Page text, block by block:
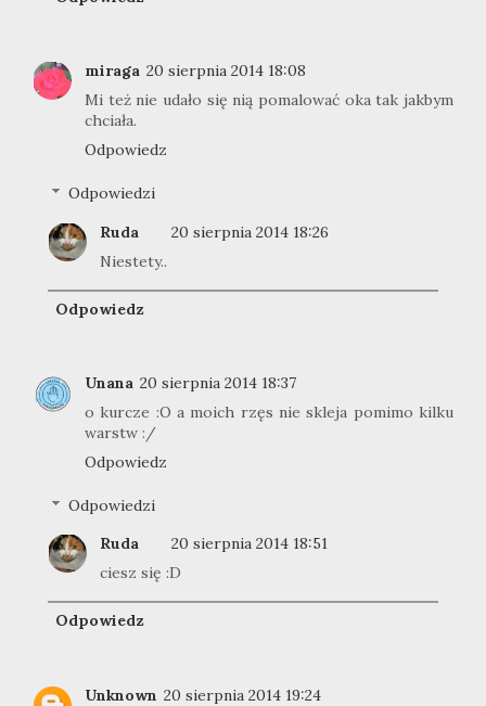
miraga 20 sierpnia 2014 18:08
Mi też nie udało się nią pomalować oka tak jakbym
chciała.
Odpowiedz
Odpowiedzi
Ruda
20 sierpnia 2014 18:26
Niestety..
Odpowiedz
Unana 20 sierpnia 2014 18:37
o kurcze :O a moich rzęs nie skleja pomimo kilku
warstw :/
Odpowiedz
Odpowiedzi
Ruda
20 sierpnia 2014 18:51
ciesz się :D
Odpowiedz
Unknown 20 sierpnia 2014 19:24